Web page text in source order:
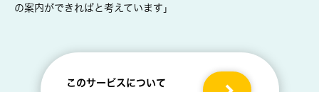
の案内ができればと考えています」
このサービスについて